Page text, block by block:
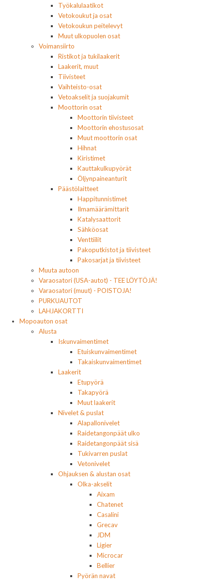
Työkalulaatikot
Vetokoukut ja osat
Vetokoukun peitelevyt
Muut ulkopuolen osat
Voimansiirto
Ristikot ja tukilaakerit
Laakerit, muut
Tiivisteet
Vaihteisto-osat
Vetoakselit ja suojakumit
Moottorin osat
Moottorin tiivisteet
Moottorin ehostusosat
Muut moottorin osat
Hihnat
Kiristimet
Kauttakulkupyörät
Öljynpaineanturit
Päästölaitteet
Happitunnistimet
Ilmamäärämittarit
Katalysaattorit
Sähköosat
Venttiilit
Pakoputkistot ja tiivisteet
Pakosarjat ja tiivisteet
Muuta autoon
Varaosatori (USA-autot) - TEE LÖYTÖJÄ!
Varaosatori (muut) - POISTOJA!
PURKUAUTOT
LAHJAKORTTI
Mopoauton osat
Alusta
Iskunvaimentimet
Etuiskunvaimentimet
Takaiskunvaimentimet
Laakerit
Etupyörä
Takapyörä
Muut laakerit
Nivelet & puslat
Alapallonivelet
Raidetangonpäät ulko
Raidetangonpäät sisä
Tukivarren puslat
Vetonivelet
Ohjauksen & alustan osat
Olka-akselit
Aixam
Chatenet
Casalini
Grecav
JDM
Ligier
Microcar
Bellier
Pyörän navat